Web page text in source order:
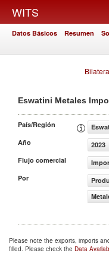
WITS
Datos Básicos Resumen
Eswatini Metales
País/Región
Año
2023
Flujo comercial
Por
Please note the exports, imports
filled. Please check the Data